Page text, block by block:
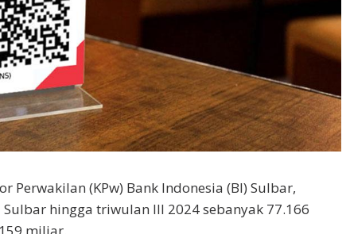
Perwakilan (KPw) Bank Indonesia (BI) Sulbar,
hingga triwulan III 2024 sebanyak 77.166